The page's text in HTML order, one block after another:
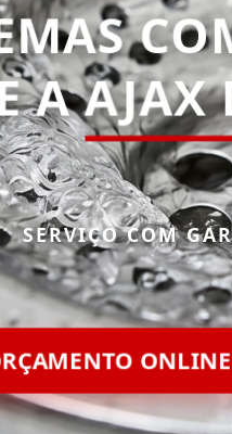
AAJAX
SERVIÇO COM
ONLINE